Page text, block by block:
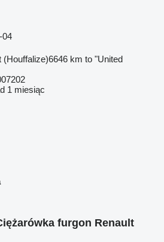
04
(Houffalize)6646 km to "United
1 miesiąc
furgon Renault